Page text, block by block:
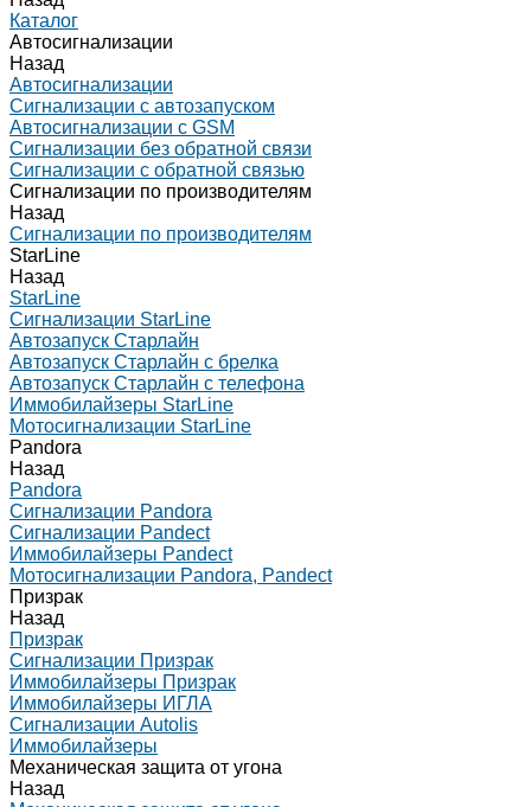
Каталог
Автосигнализации
Назад
Автосигнализации
Сигнализации с автозапуском
Автосигнализации с GSM
Сигнализации без обратной связи
Сигнализации с обратной связью
Сигнализации по производителям
Назад
Сигнализации по производителям
StarLine
Назад
StarLine
Сигнализации StarLine
Автозапуск Старлайн
Автозапуск Старлайн с брелка
Автозапуск Старлайн с телефона
Иммобилайзеры StarLine
Мотосигнализации StarLine
Pandora
Назад
Pandora
Сигнализации Pandora
Сигнализации Pandect
Иммобилайзеры Pandect
Мотосигнализации Pandora, Pandect
Призрак
Назад
Призрак
Сигнализации Призрак
Иммобилайзеры Призрак
Иммобилайзеры ИГЛА
Сигнализации Autolis
Иммобилайзеры
Механическая защита от угона
Назад